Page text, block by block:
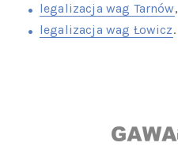
legalizacja wag Tarnów,
legalizacja wag Łowicz.